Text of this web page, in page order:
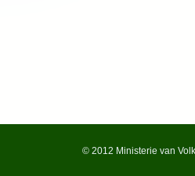
© 2012 Ministerie van